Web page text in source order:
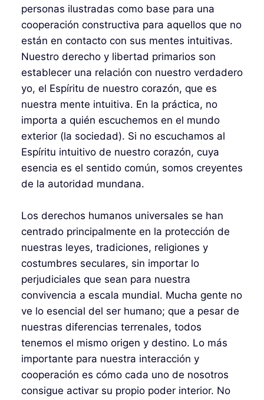
personas ilustradas como base para una
cooperación constructiva para aquellos que no
están en contacto con sus mentes intuitivas.
Nuestro derecho y libertad primarios son
establecer una relación con nuestro verdadero
yo, el Espíritu de nuestro corazón, que es
nuestra mente intuitiva. En la práctica, no
importa a quién escuchemos en el mundo
exterior (la sociedad). Si no escuchamos al
Espíritu intuitivo de nuestro corazón, cuya
esencia es el sentido común, somos creyentes
de la autoridad mundana.
Los derechos humanos universales se han
centrado principalmente en la protección de
nuestras leyes, tradiciones, religiones y
costumbres seculares, sin importar lo
perjudiciales que sean para nuestra
convivencia a escala mundial. Mucha gente no
ve lo esencial del ser humano; que a pesar de
nuestras diferencias terrenales, todos
tenemos el mismo origen y destino. Lo más
importante para nuestra interacción y
cooperación es cómo cada uno de nosotros
consigue activar su propio poder interior. No